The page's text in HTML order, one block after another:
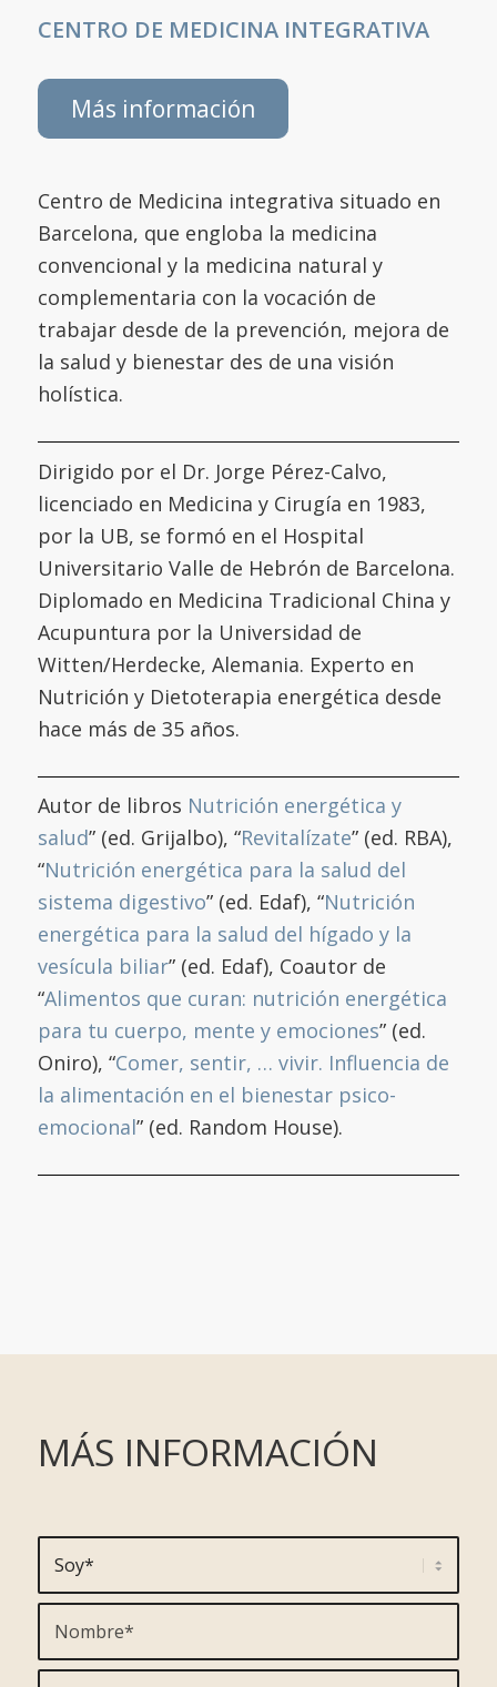
CENTRO DE MEDICINA INTEGRATIVA
Más información
Centro de Medicina integrativa situado en
Barcelona, que engloba la medicina
convencional y la medicina natural y
complementaria con la vocación de
trabajar desde de la prevención, mejora de
la salud y bienestar des de una visión
holística.
Dirigido por el Dr. Jorge Pérez-Calvo,
licenciado en Medicina y Cirugía en 1983,
por la UB, se formó en el Hospital
Universitario Valle de Hebrón de Barcelona.
Diplomado en Medicina Tradicional China y
Acupuntura por la Universidad de
Witten/Herdecke, Alemania. Experto en
Nutrición y Dietoterapia energética desde
hace más de 35 años.
Autor de libros Nutrición energética y
salud” (ed. Grijalbo), “Revitalízate” (ed. RBA),
“Nutrición energética para la salud del
sistema digestivo” (ed. Edaf), “Nutrición
energética para la salud del hígado y la
vesícula biliar” (ed. Edaf), Coautor de
“Alimentos que curan: nutrición energética
para tu cuerpo, mente y emociones” (ed.
Oniro), “Comer, sentir, … vivir. Influencia de
la alimentación en el bienestar psico-
emocional” (ed. Random House).
MÁS INFORMACIÓN